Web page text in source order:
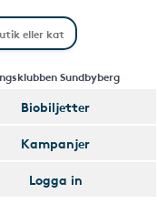
Sundbyberg
Biobiljetter
Kampanjer
Logga in